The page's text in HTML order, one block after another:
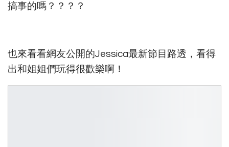
搞事的嗎？？？？
也來看看網友公開的Jessica最新節目路透，看得
出和姐姐們玩得很歡樂啊！